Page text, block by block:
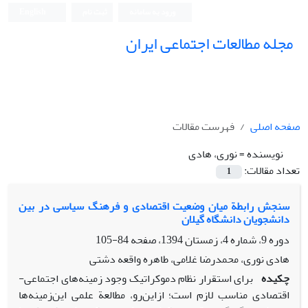
مجله مطالعات اجتماعی ایران
صفحه اصلی
فهرست مقالات
نویسنده =نوری، هادی
تعداد مقالات:
1
سنجش رابطة میان وضعیت اقتصادی و فرهنگ سیاسی در بین
دانشجویان دانشگاه گیلان
دوره 9، شماره 4، زمستان 1394، صفحه
84-105
هادی نوری، محمدرضا غلامی، طاهره واقعه دشتی
چکیده برای استقرار نظام دموکراتیک وجود زمینه‌های اجتماعی-
اقتصادی مناسب لازم است؛ ازاین‌رو، مطالعة علمی این‌زمینه‌ها